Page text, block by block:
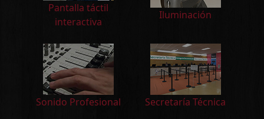
Pantalla táctil
interactiva
Iluminación
Sonido Profesional Secretaría Técnica